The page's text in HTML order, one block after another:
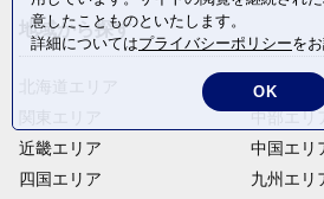
地域から探す
近畿エリア
四国エリア
東北エリ
中部エリア
中国エリ
九州エリ
意したことものといたします。
詳細についてはプライバシーポリシーを
OK